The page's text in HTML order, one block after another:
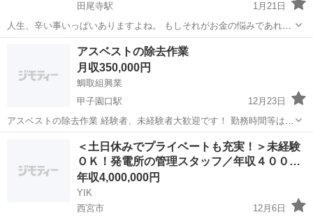
田尾寺駅
1月21日
人生、辛い事いっぱいありますよね。 もしそれがお金の悩みであれば
ニッチな建設業で手に職つけて人生イージーモードにしませんか？ 16
歳〜雇用可能 ※親の承諾書に準ずるものが必要。分からなかったら
相談して下さい！ 即、正社員 ...
田尾寺駅 鳶職 16歳
アスベストの除去作業
月収350,000円
鯛取組興業
甲子園口駅
12月23日
アスベストの除去作業 経験者、未経験者大歓迎です！ 勤務時間等は現
場により異なります！ 休日は日曜日、現場のカレンダーにより変動が
もとても仲良く楽しい会...
甲子園口駅 土木 アスベスト
＜土日休みでプライベートも充実！＞未経験
ＯＫ！発電所の管理スタッフ／年収４００…
年収4,000,000円
YIK
西宮市
12月6日